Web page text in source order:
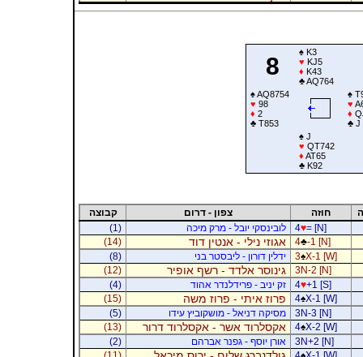
8
♠K3
♥ KJ5
♦ K43
♣AQ764
♠AQ8754
♥ 98
♦ 2
♣T853
♠
♥
♦
♣J
♠J
♥ QT742
♦ AT65
♣K92
חוזה צפון - דרום
קבוצה
4♥= [N] לובינסקי יובל - מרק מיכה
(1)
4♣-1 [N] אגוזי נילי - אנטין דוד
(14)
3♠X-1 [W] ידלין דורון - ליבסטר בני
(8)
3N-2 [N]
גינוסר אלדד - רשף אופיר
(12)
4♥+1 [S] זק יניב - פרידלנדר אהוד
(4)
4♠X-1 [W] פרוז איתי - פרוז משה
(15)
3N-3 [N]
מסיקה דניאל - מושקוביץ עידו
(5)
4♠X-2 [W] אקסלרוד אשר - אקסלרוד דרור
(13)
3N+2 [N]
אורן יוסף - גפנר אברהם
(2)